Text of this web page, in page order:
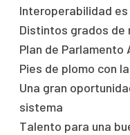
Interoperabilidad
Distintos grados de
Plan de Parlamento
Pies de plomo con
Una gran
sistema
Talento para una